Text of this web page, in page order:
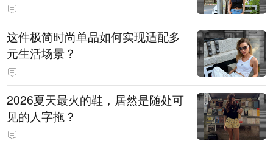
这件极简时尚单品如何实现适配多
元生活场景？
2026夏天最火的鞋，居然是随处可
见的人字拖？